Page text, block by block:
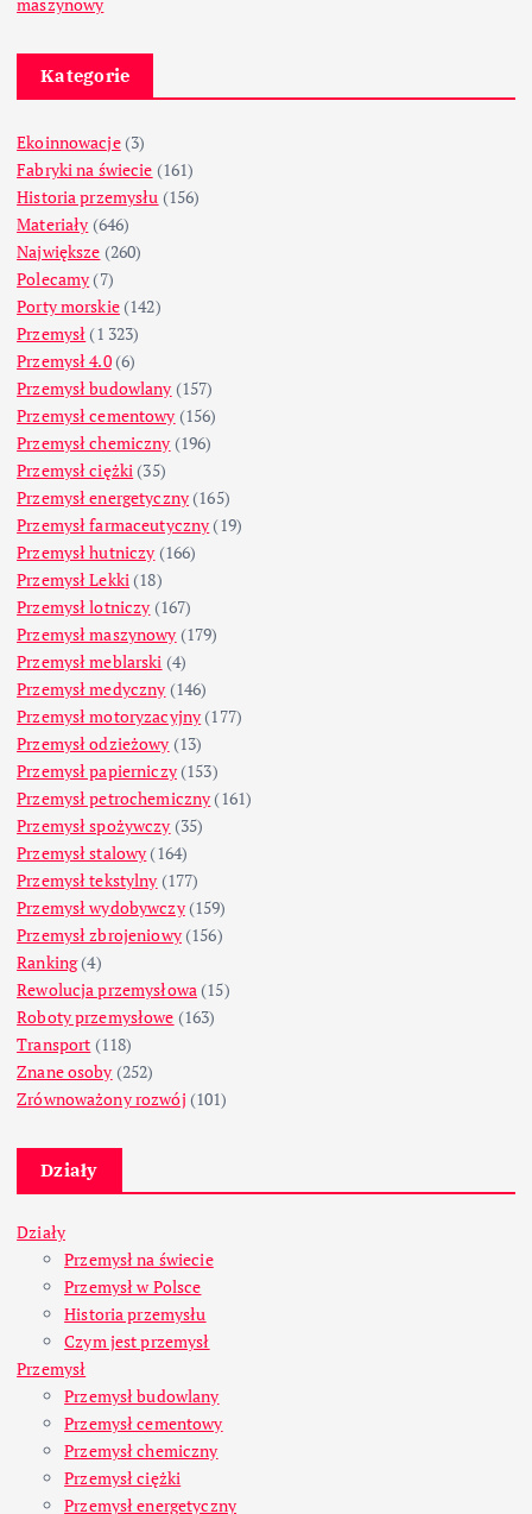
maszynowy
Kategorie
Ekoinnowacje(3)
Fabryki na świecie (161)
Historia przemysłu (156)
Materiały (646)
Największe (260)
Polecamy (7)
Porty morskie(142)
Przemysł (1 323)
Przemysł 4.0(6)
Przemysł budowlany (157)
Przemysł cementowy (156)
Przemysł chemiczny (196)
Przemysł ciężki (35)
Przemysł energetyczny (165)
Przemysł farmaceutyczny (19)
Przemysł hutniczy (166)
Przemysł Lekki (18)
Przemysł lotniczy (167)
Przemysł maszynowy (179)
Przemysł meblarski (4)
Przemysł medyczny (146)
Przemysł motoryzacyjny (177)
Przemysł odzieżowy (13)
Przemysł papierniczy(153)
Przemysł petrochemiczny (161)
Przemysł spożywczy (35)
Przemysł stalowy (164)
Przemysł tekstylny (177)
Przemysł wydobywczy(159)
Przemysł zbrojeniowy(156)
Ranking(4)
Rewolucja przemysłowa (15)
Roboty przemysłowe (163)
Transport (118)
Znane osoby (252)
Zrównoważony rozwój (101)
Działy
Działy
Przemysł na świecie
Przemysł w Polsce
Historia przemysłu
Czym jest przemysł
Przemysł
Przemysł budowlany
Przemysł cementowy
Przemysł chemiczny
Przemysł ciężki
Przemysł energetyczny